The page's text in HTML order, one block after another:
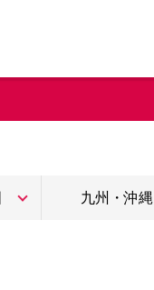
九州・沖縄